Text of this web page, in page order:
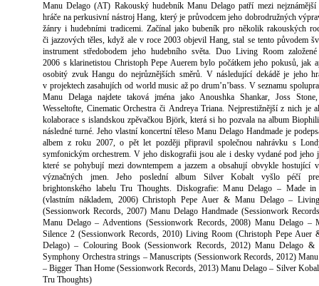
Manu Delago (AT) Rakouský hudebník Manu Delago patří mezi nejznámější
hráče na perkusivní nástroj Hang, který je průvodcem jeho dobrodružných
žánry i hudebními tradicemi. Začínal jako bubeník pro několik rakouských
či jazzových těles, když ale v roce 2003 objevil Hang, stal se tento původem
instrument středobodem jeho hudebního světa. Duo Living Room
2006 s klarinetistou Christoph Pepe Auerem bylo počátkem jeho pokusů, jak
osobitý zvuk Hangu do nejrůznějších směrů. V následující dekádě je jeho
v projektech zasahujích od world music až po drum’n’bass. V seznamu
Manu Delaga najdete taková jména jako Anoushka Shankar, Joss
Wesseltofte, Cinematic Orchestra či Andreya Triana. Nejprestižnější z nich je
kolaborace s islandskou zpěvačkou Björk, která si ho pozvala na album
následné turné. Jeho vlastní koncertní těleso Manu Delago Handmade je
albem z roku 2007, o pět let později připravil společnou nahrávku s
symfonickým orchestrem. V jeho diskografii jsou ale i desky vydané pod jeho
které se pohybují mezi downtempem a jazzem a obsahují obvykle hostující
význačných jmen. Jeho poslední album Silver Kobalt vyšlo péčí
brightonského labelu Tru Thoughts. Diskografie: Manu Delago – Made in
(vlastním nákladem, 2006) Christoph Pepe Auer & Manu Delago –
(Sessionwork Records, 2007) Manu Delago Handmade (Sessionwork
Manu Delago – Adventions (Sessionwork Records, 2008) Manu Delago –
Silence 2 (Sessionwork Records, 2010) Living Room (Christoph Pepe Auer
Delago) – Colouring Book (Sessionwork Records, 2012) Manu Delago &
Symphony Orchestra strings – Manuscripts (Sessionwork Records, 2012)
– Bigger Than Home (Sessionwork Records, 2013) Manu Delago – Silver
Tru Thoughts)